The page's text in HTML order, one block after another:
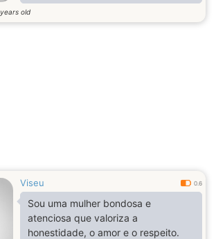
namorada com quem possa partilhar
bons momentos, crescer juntos e
years old
Viseu 0.6
Sou uma mulher bondosa e
atenciosa que valoriza a
honestidade, o amor e o respeito.